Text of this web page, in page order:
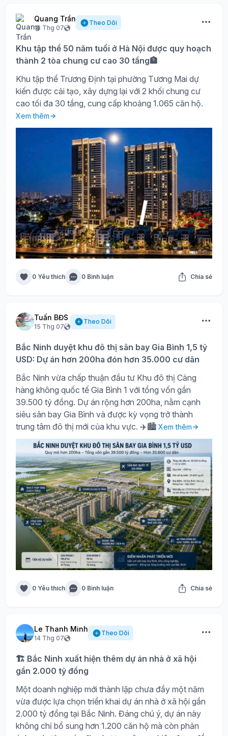
Quang Trần
16 Thg 07
Theo Dõi
Khu tập thể 50 năm tuổi ở Hà Nội được quy hoạch
thành 2 tòa chung cư cao 30 tầng🏦
Khu tập thể Trương Định tại phường Tương Mai dự
kiến được cải tạo, xây dựng lại với 2 khối chung cư
cao tối đa 30 tầng, cung cấp khoảng 1.065 căn hộ.
Xem thêm
0 Yêu thích 0 Bình luận Chia sẻ
Tuấn BĐS
15 Thg 07
Theo Dõi
Bắc Ninh duyệt khu đô thị sân bay Gia Bình 1,5 tỷ
USD: Dự án hơn 200ha đón hơn 35.000 cư dân
Bắc Ninh vừa chấp thuận đầu tư Khu đô thị Cảng
hàng không quốc tế Gia Bình 1 với tổng vốn gần
39.500 tỷ đồng. Dự án rộng hơn 200ha, nằm cạnh
siêu sân bay Gia Bình và được kỳ vọng trở thành
trung tâm đô thị mới của khu vực. ✈️🏙️ Xem thêm
0 Yêu thích 0 Bình luận Chia sẻ
Le Thanh Minh
14 Thg 07
Theo Dõi
🏗️ Bắc Ninh xuất hiện thêm dự án nhà ở xã hội
gần 2.000 tỷ đồng
Một doanh nghiệp mới thành lập chưa đầy một năm
vừa được lựa chọn triển khai dự án nhà ở xã hội gần
2.000 tỷ đồng tại Bắc Ninh. Đáng chú ý, dự án này
không chỉ bổ sung hơn 1.200 căn hộ mà còn phản